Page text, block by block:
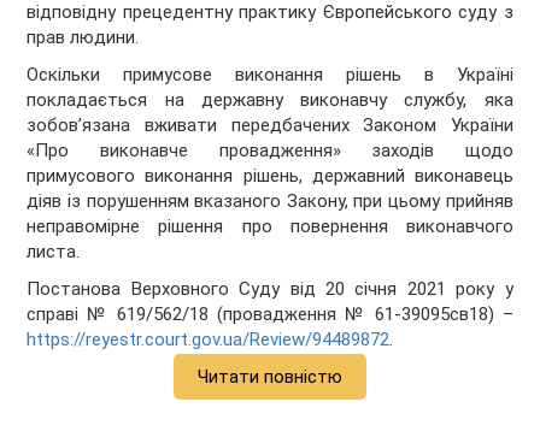
відповідну прецедентну практику Європейського суду з
прав людини.
Оскільки примусове виконання рішень в Україні
покладається на державну виконавчу службу, яка
зобов’язана вживати передбачених Законом України
«Про виконавче провадження» заходів щодо
примусового виконання рішень, державний виконавець
діяв із порушенням вказаного Закону, при цьому прийняв
неправомірне рішення про повернення виконавчого
листа.
Постанова Верховного Суду від 20 січня 2021 року у
справі № 619/562/18 (провадження № 61-39095св18) –
https://reyestr.court.gov.ua/Review/94489872.
Читати повністю